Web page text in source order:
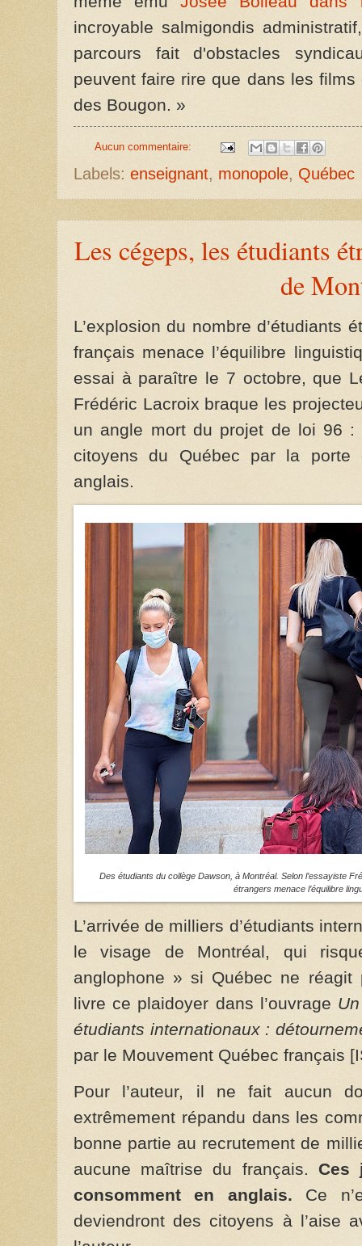
incroyable salmigondis
parcours fait d'obstacles
peuvent faire rire que dans les
des Bougon. »
Aucun commentaire:
Labels: enseignant, monopole, Québec
Les cégeps, les étudiants
de
L’explosion du nombre d’étudiants
français menace l’équilibre
essai à paraître le 7 octobre, que
Frédéric Lacroix braque les
un angle mort du projet de loi 96 :
citoyens du Québec par la porte
anglais.
Des étudiants du collège Dawson, à Montréal. Selon l’essayiste
étrangers menace l’équilibre
L’arrivée de milliers d’étudiants
le visage de Montréal, qui
anglophone » si Québec ne
livre ce plaidoyer dans l’ouvrage
étudiants internationaux :
par le Mouvement Québec français
Pour l’auteur, il ne fait aucun
extrêmement répandu dans les
bonne partie au recrutement de
aucune maîtrise du français. Ces
consomment en anglais. Ce
deviendront des citoyens à l’aise